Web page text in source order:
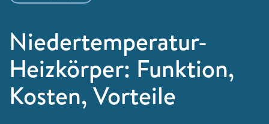
Niedertemperatur-
Heizkörper: Funktion,
Kosten, Vorteile